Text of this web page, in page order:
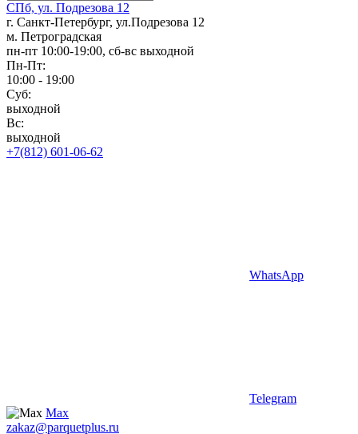
СПб, ул. Подрезова 12
г. Санкт-Петербург, ул.Подрезова 12
м. Петроградская
пн-пт 10:00-19:00, сб-вс выходной
Пн-Пт:
10:00 - 19:00
Суб:
выходной
Вс:
выходной
+7(812) 601-06-62
WhatsApp
Telegram
Max
zakaz@parquetplus.ru